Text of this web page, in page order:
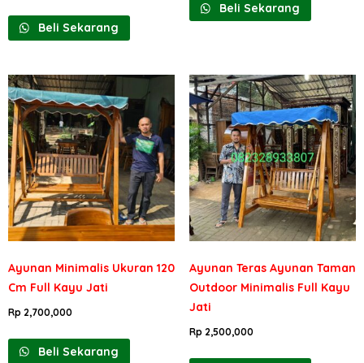
Beli Sekarang
Beli Sekarang
Ayunan Minimalis Ukuran 120
Cm Full Kayu Jati
Rp 2,700,000
Beli Sekarang
Ayunan Teras Ayunan Taman
Outdoor Minimalis Full Kayu
Jati
Rp2,500,000